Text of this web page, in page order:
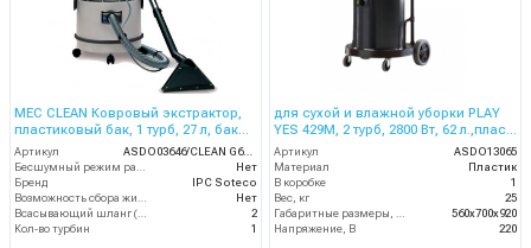
MEC CLEAN Ковровый экстрактор,
пластиковый бак, 1 турб, 27 л, бак
для химии 6,2 л.
Артикул
ASDO03646/CLEAN G6AZ
Нет
Бренд
IPC Soteco
Нет
2
Кол-во турбин
1
для сухой и влажной уборки PLAY
YES 429M, 2 турб, 2800 Вт, 62 л.,пласт.
со сливным шлангом
Артикул
ASDO13065
Материал
Пластик
В коробке
1
Вес, кг
25
560x700x920
Напряжение, В
220